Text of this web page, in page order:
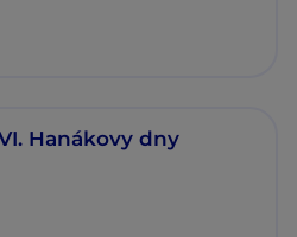
Hanákovy dny